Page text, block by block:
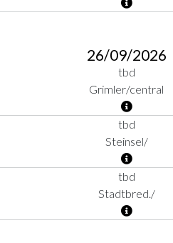
26/09/2026
tbd
Grimler/central
tbd
Steinsel/
tbd
Stadtbred./